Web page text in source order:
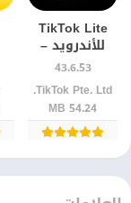
TikTok Lite
للأندرويد –
النسخة
السريعة من
تيك توك بدون
تتقطيع
43.6.53
TikTok Pte. Ltd.‏
54.24 MB